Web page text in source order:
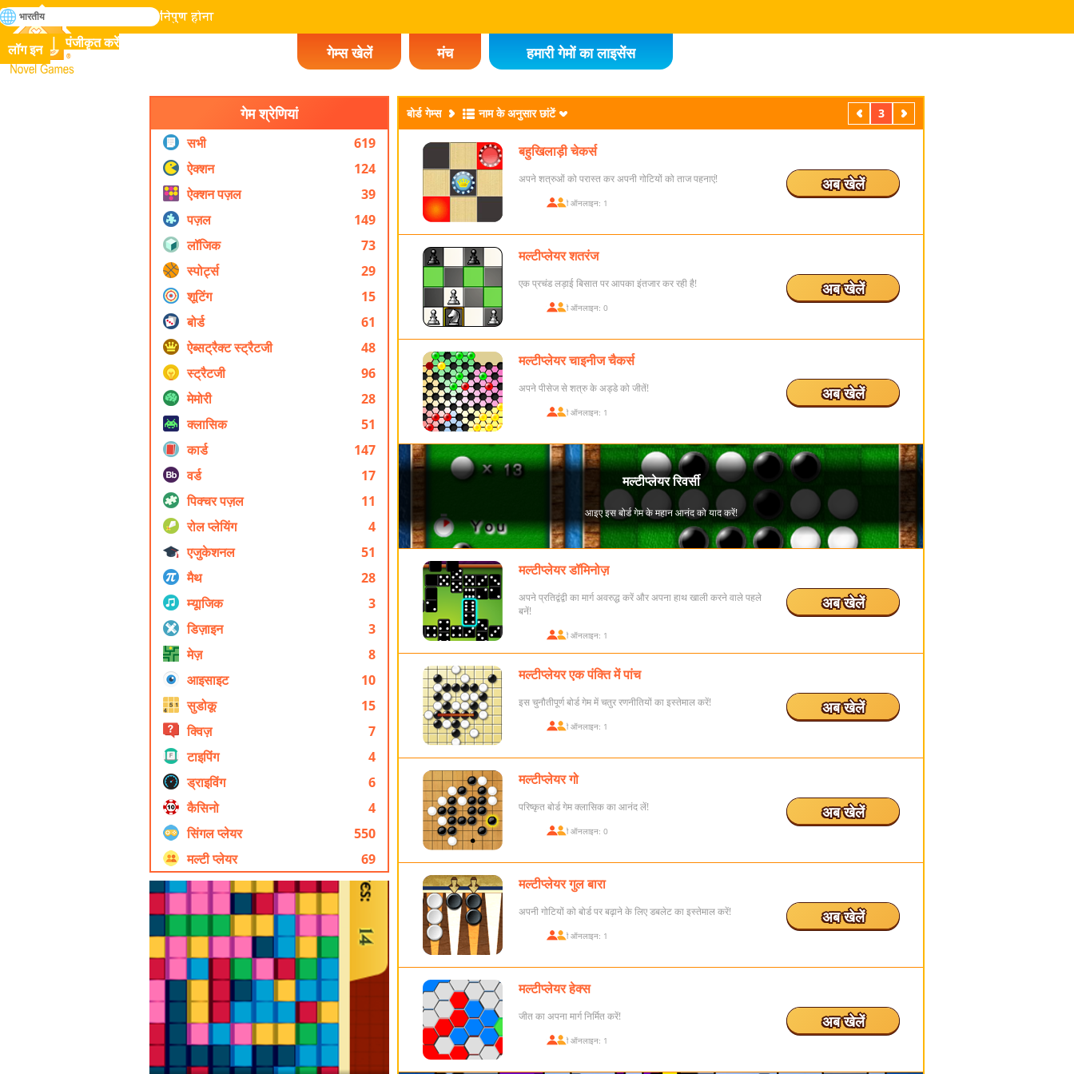
Novel Games
मानव इतिहास में सभी गेम में निपुण होना
खोजे
गेम्स खेलें मंच हमारी गेमों का लाइसेंस
लॉग इन पंजीकृत करें
भारतीय
गेम श्रेणियां
सभी
619
ऐक्शन
124
ऐक्शन पज़ल
39
पज़ल
149
लॉजिक
73
स्पोर्ट्स
29
शूटिंग
15
बोर्ड
61
ऐब्सट्रैक्ट स्ट्रैटजी
48
स्ट्रैटजी
96
मेमोरी
28
क्लासिक
51
कार्ड
147
वर्ड
17
पिक्चर पज़ल
11
रोल प्ले‍यिंग
4
एजुकेशनल
51
मैथ
28
म्यूाजिक
3
डिज़ाइन
3
मेज़
8
आइसाइट
10
सुडोकू
15
क्विज़
7
टाइपिंग
4
ड्राइविंग
6
कैसिनो
4
सिंगल प्लेयर
550
मल्टी प्लेयर
69
बोर्ड गेम्स नाम के अनुसार छांटें पिछला 3 अगला
बहुखिलाड़ी चेकर्स
अपने शत्रुओं को परास्त कर अपनी गोटियों को ताज पहनाएं!
खिलाड़ी ऑनलाइन: 1
अब खेलें
मल्टीप्लेयर शतरंज
एक प्रचंड लड़ाई बिसात पर आपका इंतजार कर रही है!
खिलाड़ी ऑनलाइन: 0
अब खेलें
मल्टीप्लेयर चाइनीज चैकर्स
अपने पीसेज से शत्रु के अड्डे को जीतें!
खिलाड़ी ऑनलाइन: 1
अब खेलें
मल्टीप्लेयर डॉमिनोज़
अपने प्रतिद्वंद्वी का मार्ग अवरुद्ध करें और अपना हाथ खाली करने वाले पहले
बनें!
खिलाड़ी ऑनलाइन: 1
अब खेलें
मल्टीप्लेयर एक पंक्ति में पांच
इस चुनौतीपूर्ण बोर्ड गेम में चतुर रणनीतियों का इस्तेमाल करें!
खिलाड़ी ऑनलाइन: 1
अब खेलें
मल्टीप्लेयर गो
परिष्कृत बोर्ड गेम क्लासिक का आनंद लें!
खिलाड़ी ऑनलाइन: 0
अब खेलें
मल्टीप्लेयर गुल बारा
अपनी गोटियों को बोर्ड पर बढ़ाने के लिए डबलेट का इस्तेमाल करें!
खिलाड़ी ऑनलाइन: 1
अब खेलें
मल्टीप्लेयर हेक्स
जीत का अपना मार्ग निर्मित करें!
खिलाड़ी ऑनलाइन: 1
अब खेलें